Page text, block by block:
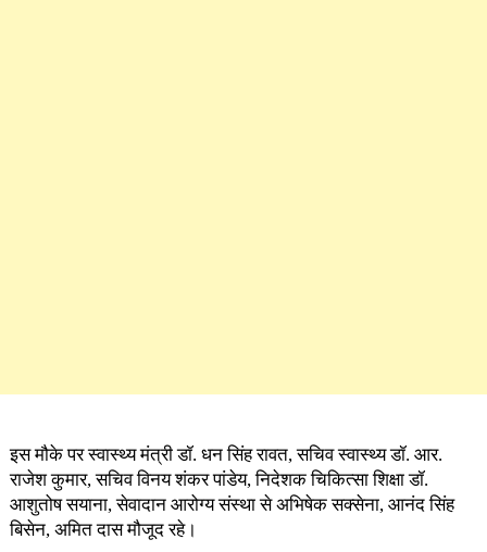
इस मौके पर स्वास्थ्य मंत्री डॉ. धन सिंह रावत, सचिव स्वास्थ्य डॉ. आर.
राजेश कुमार, सचिव विनय शंकर पांडेय, निदेशक चिकित्सा शिक्षा डॉ.
आशुतोष सयाना, सेवादान आरोग्य संस्था से अभिषेक सक्सेना, आनंद सिंह
बिसेन, अमित दास मौजूद रहे।